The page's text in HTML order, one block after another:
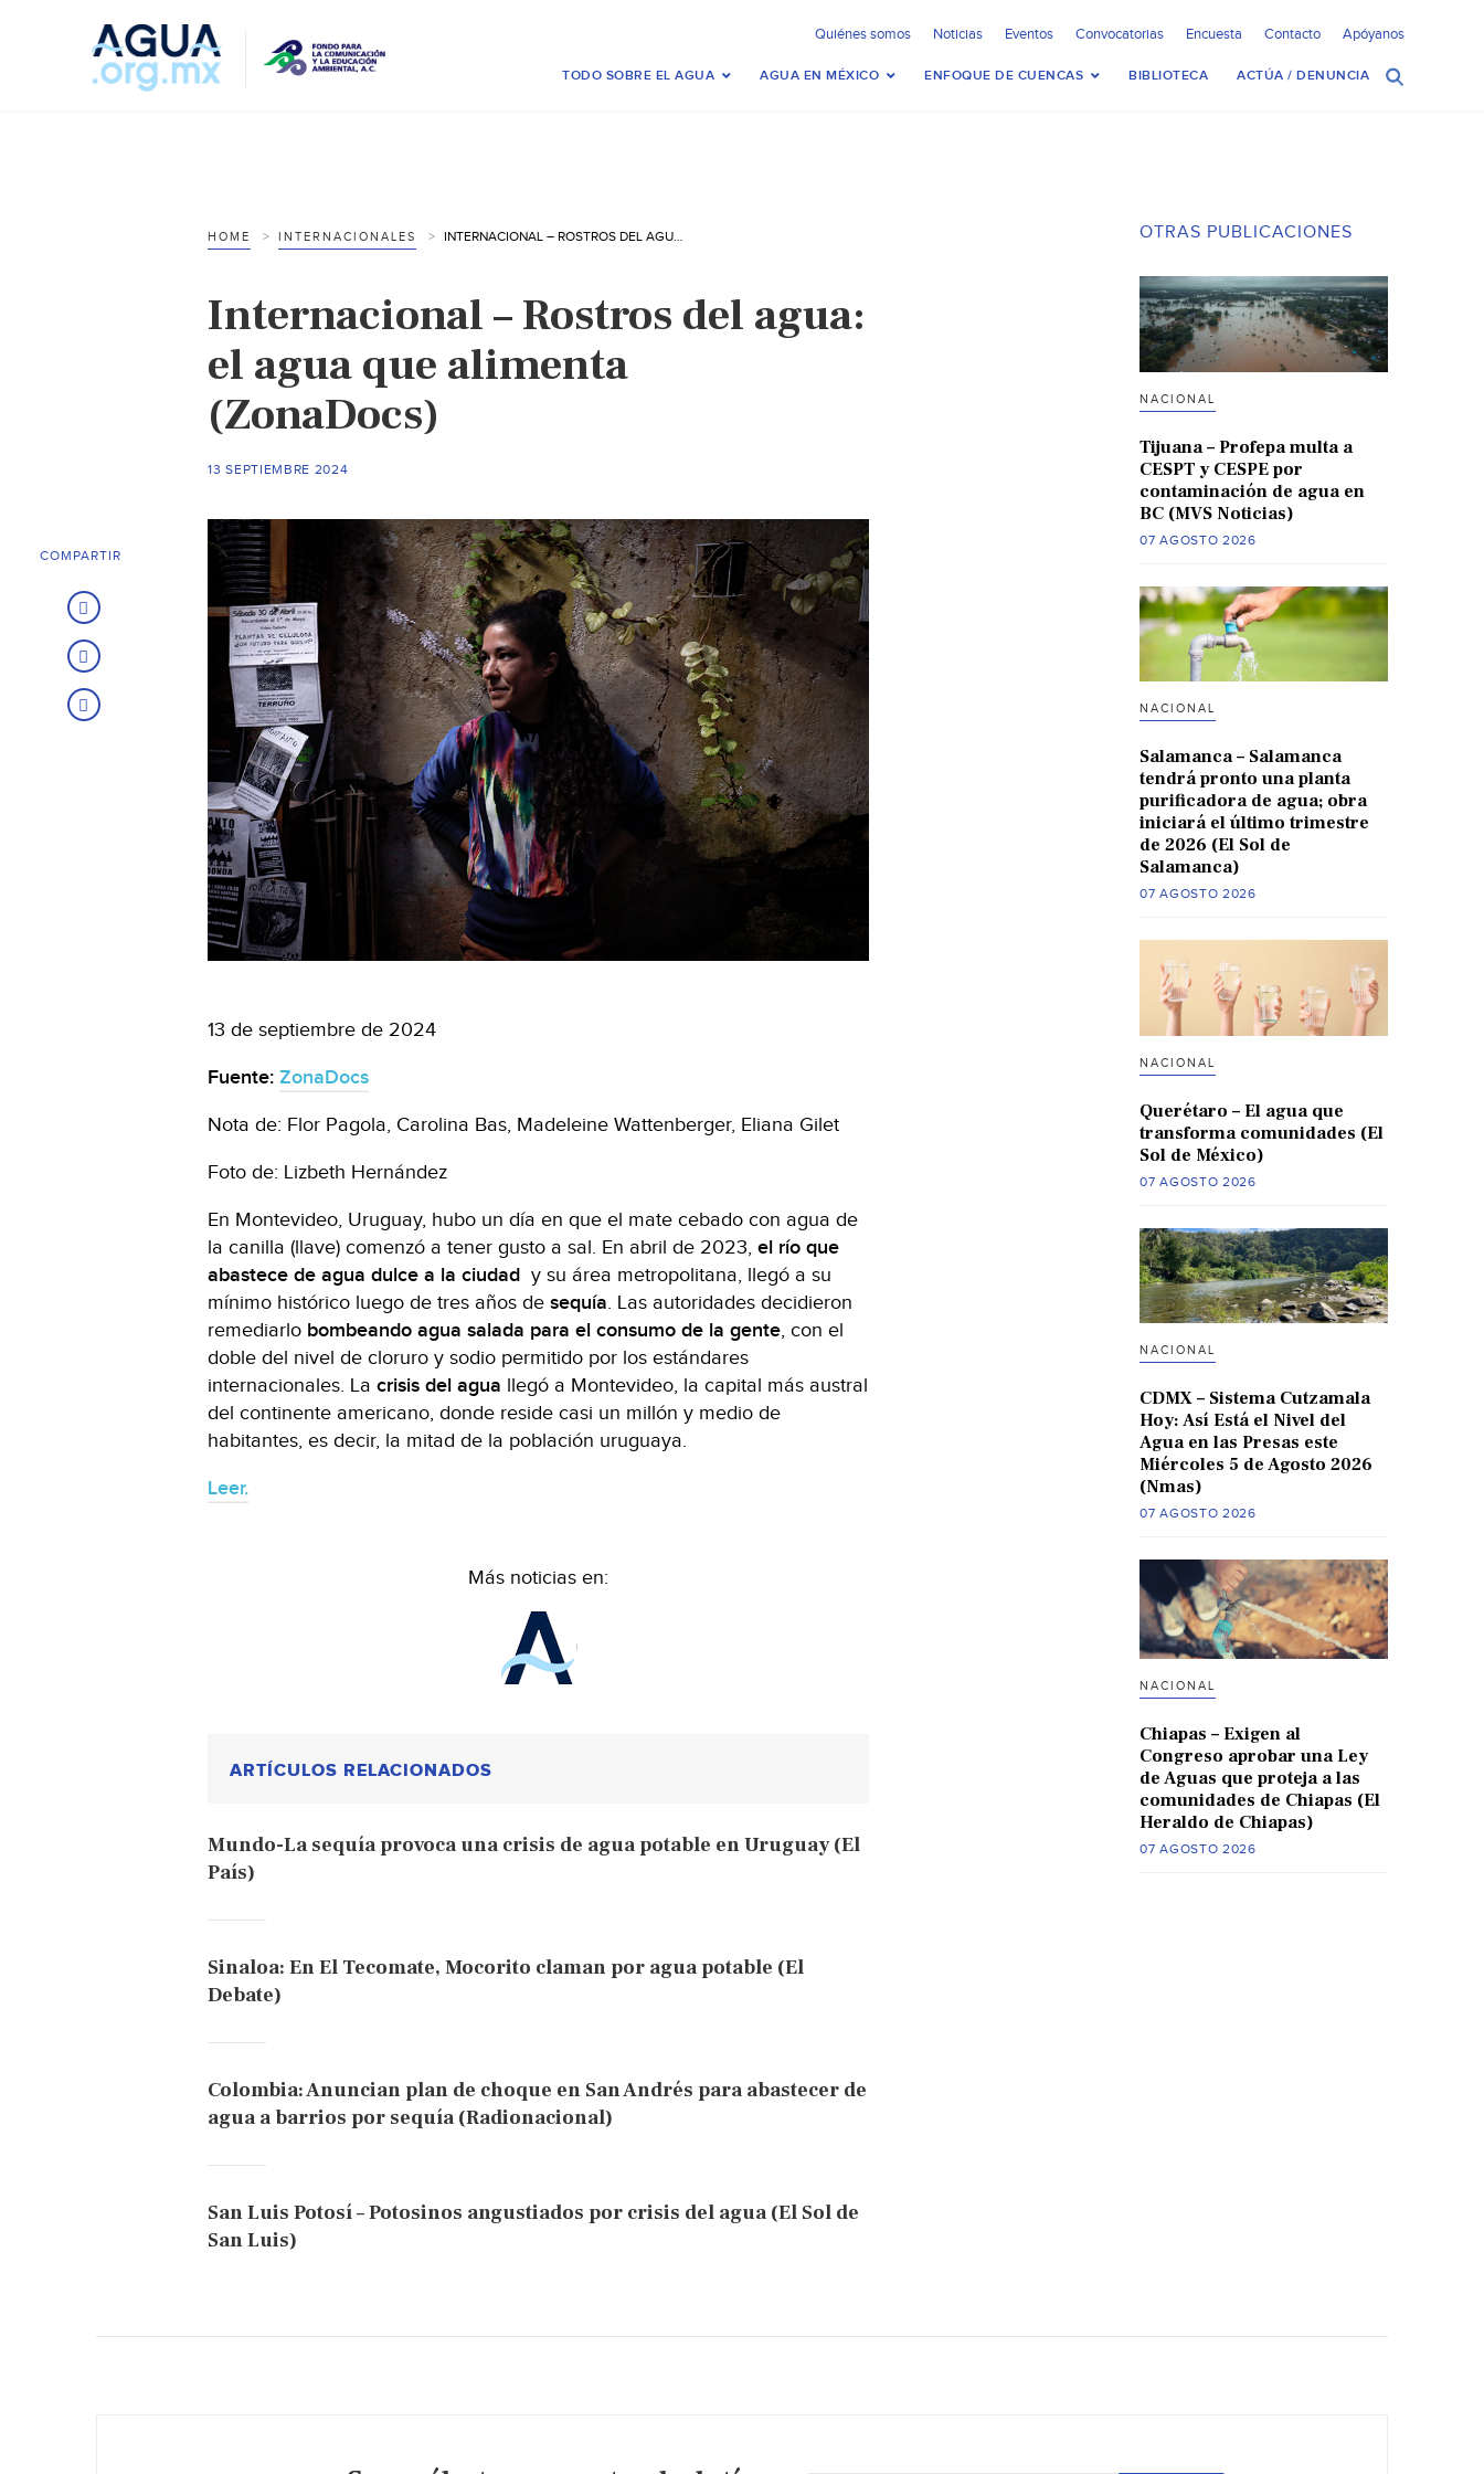
Quiénes somos Noticias Eventos Convocatorias Encuesta Contacto Apóyanos
TODO SOBRE EL AGUA AGUA EN MÉXICO ENFOQUE DE CUENCAS BIBLIOTECA ACTÚA / DENUNCIA
HOME INTERNACIONALES INTERNACIONAL – ROSTROS DEL AGUA: EL AGUA QUE ALIMENTA (ZONADOCS)
Internacional – Rostros del agua:
el agua que alimenta
(ZonaDocs)
13 SEPTIEMBRE 2024
13 de septiembre de 2024
Fuente: ZonaDocs
Nota de: Flor Pagola, Carolina Bas, Madeleine Wattenberger, Eliana Gilet
Foto de: Lizbeth Hernández
En Montevideo, Uruguay, hubo un día en que el mate cebado con agua de
la canilla (llave) comenzó a tener gusto a sal. En abril de 2023, el río que
abastece de agua dulce a la ciudad y su área metropolitana, llegó a su
mínimo histórico luego de tres años de sequía. Las autoridades decidieron
remediarlo bombeando agua salada para el consumo de la gente, con el
doble del nivel de cloruro y sodio permitido por los estándares
internacionales. La crisis del agua llegó a Montevideo, la capital más austral
del continente americano, donde reside casi un millón y medio de
habitantes, es decir, la mitad de la población uruguaya.
Leer.
Más noticias en:
ARTÍCULOS RELACIONADOS
Mundo-La sequía provoca una crisis de agua potable en Uruguay (El
País)
Sinaloa: En El Tecomate, Mocorito claman por agua potable (El
Debate)
Colombia: Anuncian plan de choque en San Andrés para abastecer de
agua a barrios por sequía (Radionacional)
San Luis Potosí – Potosinos angustiados por crisis del agua (El Sol de
San Luis)
COMPARTIR
OTRAS PUBLICACIONES
NACIONAL
Tijuana – Profepa multa a
CESPT y CESPE por
contaminación de agua en
BC (MVS Noticias)
07 AGOSTO 2026
NACIONAL
Salamanca – Salamanca
tendrá pronto una planta
purificadora de agua; obra
iniciará el último trimestre
de 2026 (El Sol de
Salamanca)
07 AGOSTO 2026
NACIONAL
Querétaro – El agua que
transforma comunidades (El
Sol de México)
07 AGOSTO 2026
NACIONAL
CDMX – Sistema Cutzamala
Hoy: Así Está el Nivel del
Agua en las Presas este
Miércoles 5 de Agosto 2026
(Nmas)
07 AGOSTO 2026
NACIONAL
Chiapas – Exigen al
Congreso aprobar una Ley
de Aguas que proteja a las
comunidades de Chiapas (El
Heraldo de Chiapas)
07 AGOSTO 2026